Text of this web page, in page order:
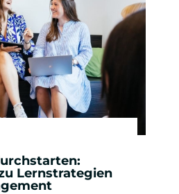
Lernstrategien